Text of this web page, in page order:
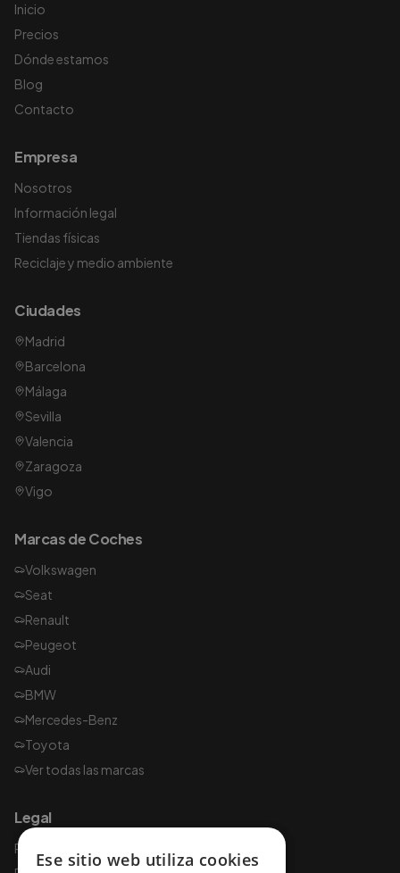
Inicio
Precios
Dónde estamos
Blog
Contacto
Empresa
Nosotros
Información legal
Tiendas físicas
Reciclaje y medio ambiente
Ciudades
Madrid
Barcelona
Málaga
Sevilla
Valencia
Zaragoza
Vigo
Marcas de Coches
Volkswagen
Seat
Renault
Peugeot
Audi
BMW
Mercedes-Benz
Toyota
Ver todas las marcas
Legal
Política de privacidad
Ese sitio web utiliza cookies